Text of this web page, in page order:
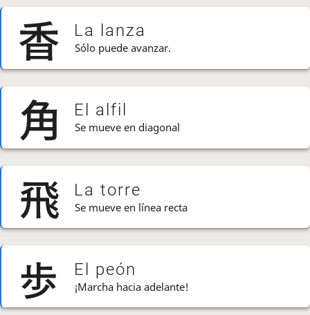
La lanza
Sólo puede avanzar.
El alfil
Se mueve en diagonal
La torre
Se mueve en línea recta
El peón
¡Marcha hacia adelante!